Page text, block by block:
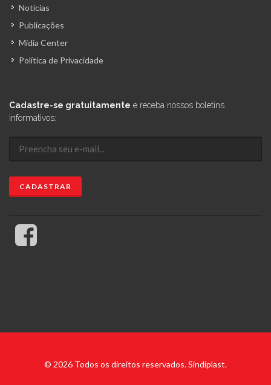
Notícias
Publicações
Mídia Center
Política de Privacidade
Cadastre-se gratuitamente e receba nossos boletins
informativos:
© 2026 Todos os direitos reservados. Sindiplast.